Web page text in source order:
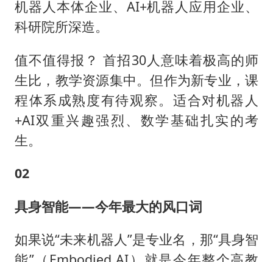
机器人本体企业、AI+机器人应用企业、
科研院所深造。
值不值得报？ 首招30人意味着极高的师
生比，教学资源集中。但作为新专业，课
程体系成熟度有待观察。适合对机器人
+AI双重兴趣强烈、数学基础扎实的考
生。
02
具身智能——今年最大的风口词
如果说“未来机器人”是专业名，那“具身智